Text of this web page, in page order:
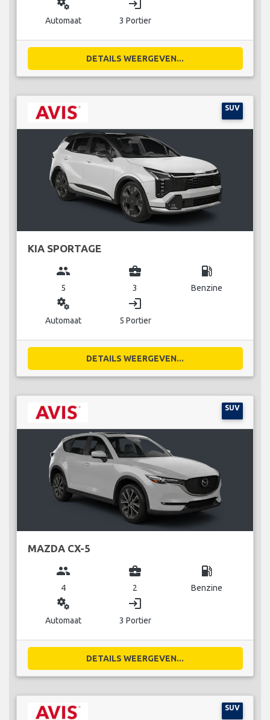
miscellaneous_services
Automaat
login
3 Portier
DETAILS WEERGEVEN...
SUV
KIA SPORTAGE
group
5
business_center
3
local_gas_station
Benzine
miscellaneous_services
Automaat
login
5 Portier
DETAILS WEERGEVEN...
SUV
MAZDA CX-5
group
4
business_center
2
local_gas_station
Benzine
miscellaneous_services
Automaat
login
3 Portier
DETAILS WEERGEVEN...
SUV